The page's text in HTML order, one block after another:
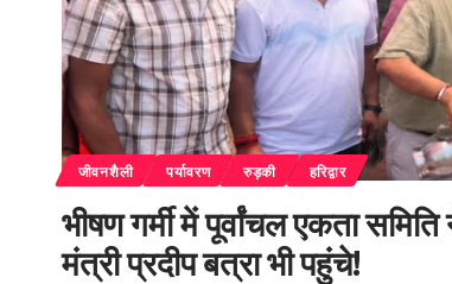
जीवनशैली पर्यावरण रुड़की हरिद्वार
भीषण गर्मी में पूर्वांचल एकता
मंत्री प्रदीप बत्रा भी पहुंचे!